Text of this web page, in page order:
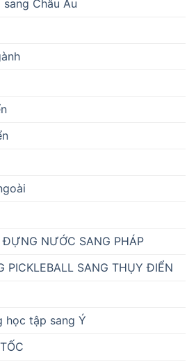
Châu Âu
NƯỚC SANG PHÁP
PICKLEBALL SANG THỤY ĐIỂN
học tập sang Ý